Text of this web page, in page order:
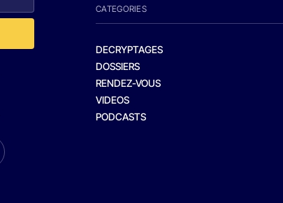
CATEGORIES
DECRYPTAGES
DOSSIERS
RENDEZ-VOUS
VIDEOS
PODCASTS